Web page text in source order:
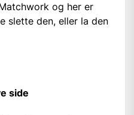
og her er
slette den, eller la den
side